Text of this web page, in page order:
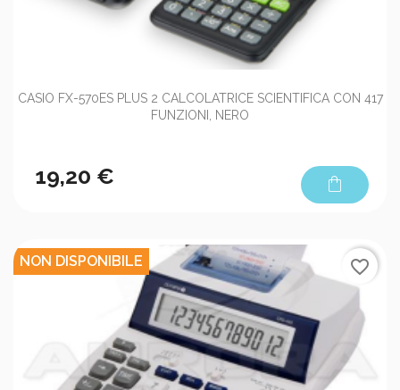
CASIO FX-570ES PLUS 2 CALCOLATRICE SCIENTIFICA CON 417
FUNZIONI, NERO
19,20 € shopping_bag
NON DISPONIBILE favorite_border